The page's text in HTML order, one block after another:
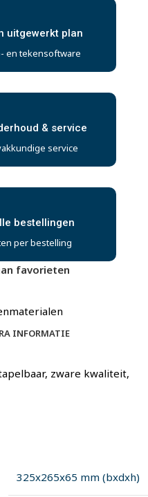
uitgewerkt plan
en tekensoftware
& service
service
bestellingen
per bestelling
favorieten
INFORMATIE
zware kwaliteit,
325x265x65 mm (bxdxh)